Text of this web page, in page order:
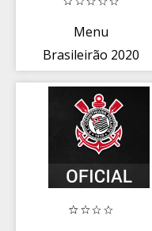
Menu
Brasileirão 2020